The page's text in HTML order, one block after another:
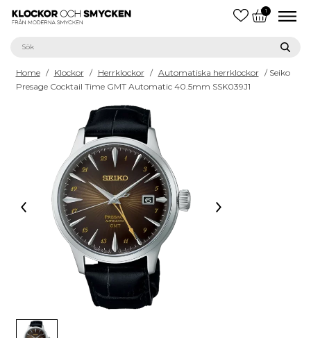
1
Home / Klockor / Herrklockor / Automatiska herrklockor / Seiko
Presage Cocktail Time GMT Automatic 40.5mm SSK039J1